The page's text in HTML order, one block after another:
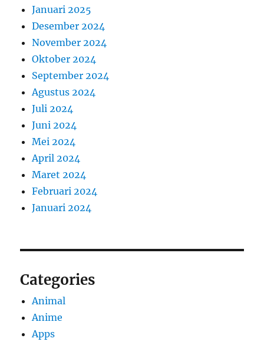
Januari 2025
Desember 2024
November 2024
Oktober 2024
September 2024
Agustus 2024
Juli 2024
Juni 2024
Mei 2024
April 2024
Maret 2024
Februari 2024
Januari 2024
Categories
Animal
Anime
Apps